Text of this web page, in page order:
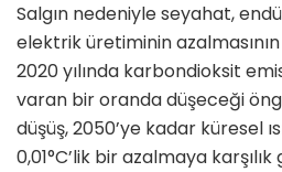
Salgın nedeniyle seyahat,
elektrik üretiminin
2020 yılında karbondioksit
varan bir oranda düşeceği
düşüş, 2050’ye kadar küresel
0,01°C’lik bir azalmaya